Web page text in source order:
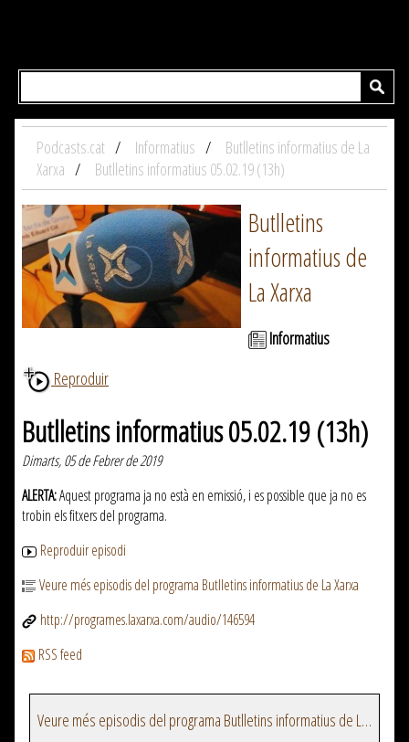
Podcasts.cat Informatius
Butlletins informatius de La
Xarxa
Butlletins informatius 05.02.19 (13h)
Butlletins
informatius de
La Xarxa
Informatius
Reproduir
Butlletins informatius 05.02.19 (13h)
Dimarts, 05 de Febrer de 2019
ALERTA:Aquest programa ja no està en emissió, i es possible que ja no es
trobin els fitxers del programa.
Reproduir episodi
Veure més episodis del programa Butlletins informatius de La Xarxa
http://programes.laxarxa.com/audio/146594
RSS feed
Veure més episodis del programa Butlletins informatius de La Xarxa